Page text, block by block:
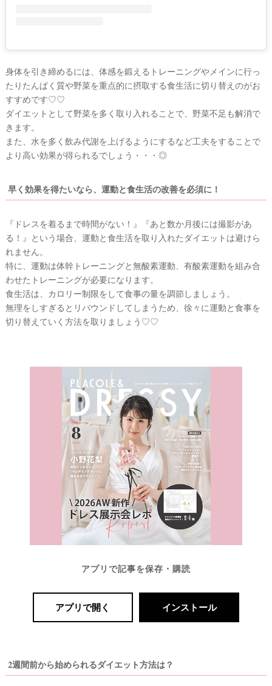
身体を引き締めるには、体感を鍛えるトレーニングやメインに行っ
たりたんぱく質や野菜を重点的に摂取する食生活に切り替えのがお
すすめです♡♡
ダイエットとして野菜を多く取り入れることで、野菜不足も解消で
きます。
また、水を多く飲み代謝を上げるようにするなど工夫をすることで
より高い効果が得られるでしょう・・・◎
早く効果を得たいなら、運動と食生活の改善を必須に！
『ドレスを着るまで時間がない！』『あと数か月後には撮影があ
る！』という場合、運動と食生活を取り入れたダイエットは避けら
れません。
特に、運動は体幹トレーニングと無酸素運動、有酸素運動を組み合
わせたトレーニングが必要になります。
食生活は、カロリー制限をして食事の量を調節しましょう。
無理をしすぎるとリバウンドしてしまうため、徐々に運動と食事を
切り替えていく方法を取りましょう♡♡
アプリで記事を保存・購読
アプリで開く インストール
2週間前から始められるダイエット方法は？